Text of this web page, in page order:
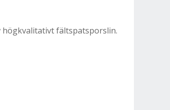
högkvalitativt fältspatsporslin.